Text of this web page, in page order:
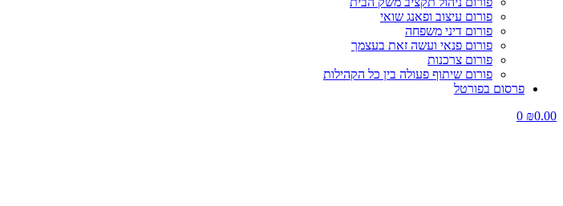
פורום עיצוב ופאנג שואי
פורום דיני משפחה
פורום פנאי ועשה זאת בעצמך
פורום צרכנות
פורום שיתוף פעולה בין כל הקהילות
פרסום בפורטל
₪0.00
0